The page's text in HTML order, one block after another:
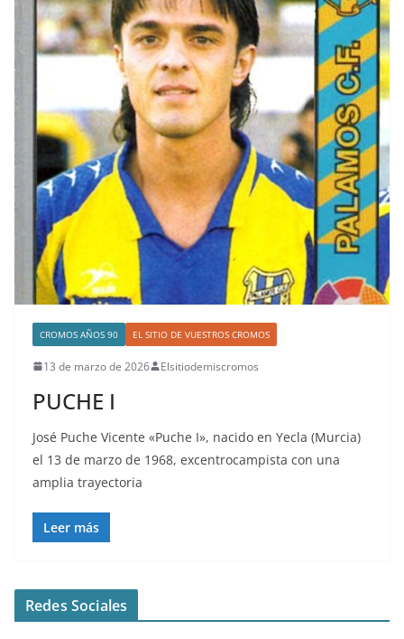
CROMOS AÑOS 90 EL SITIO DE VUESTROS CROMOS
13 de marzo de 2026 Elsitiodemiscromos
PUCHE I
José Puche Vicente «Puche I», nacido en Yecla (Murcia)
el 13 de marzo de 1968, excentrocampista con una
amplia trayectoria
Leer más
Redes Sociales